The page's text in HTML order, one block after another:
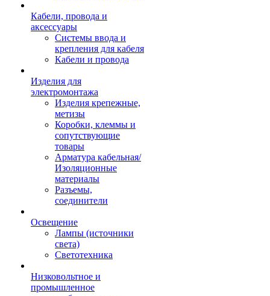
Кабели, провода и
аксессуары
Системы ввода и
крепления для кабеля
Кабели и провода
Изделия для
электромонтажа
Изделия крепежные,
метизы
Коробки, клеммы и
сопутствующие
товары
Арматура кабельная/
Изоляционные
материалы
Разъемы,
соединители
Освещение
Лампы (источники
света)
Светотехника
Низковольтное и
промышленное